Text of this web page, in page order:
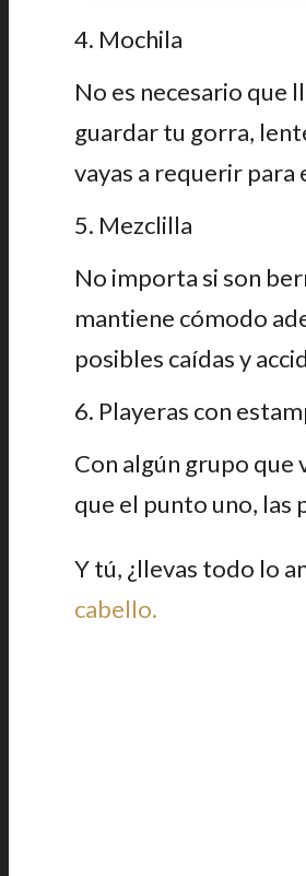
4. Mochila
No es necesario que
guardar tu gorra,
vayas a requerir para
5. Mezclilla
No importa si son
mantiene cómodo
posibles caídas y
6. Playeras con
Con algún grupo
que el punto uno, las
Y tú, ¿llevas todo lo
cabello.